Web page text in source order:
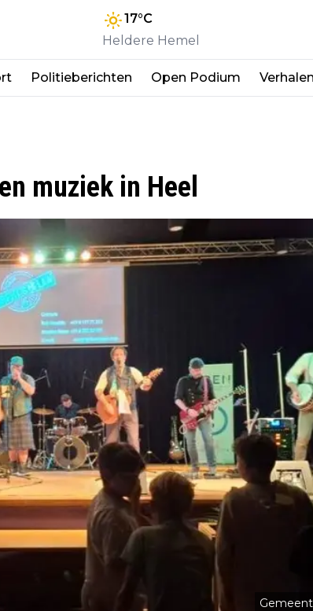
17°C
Heldere Hemel
Politieberichten Open Podium
muziek in Heel